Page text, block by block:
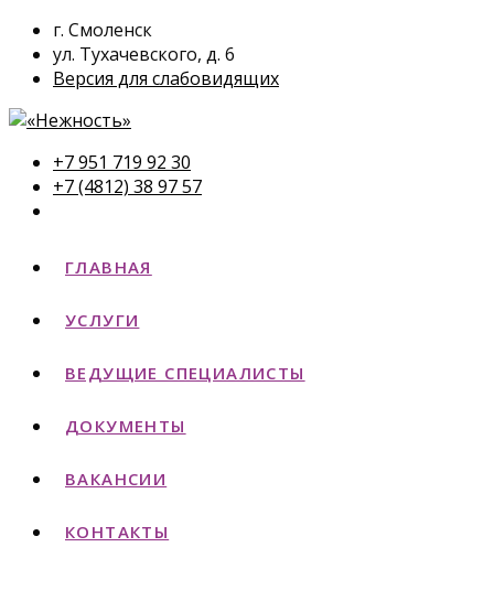
г. Смоленск
ул. Тухачевского, д. 6
Версия для слабовидящих
+7 951 719 92 30
+7 (4812) 38 97 57
ГЛАВНАЯ
УСЛУГИ
ВЕДУЩИЕ СПЕЦИАЛИСТЫ
ДОКУМЕНТЫ
ВАКАНСИИ
КОНТАКТЫ